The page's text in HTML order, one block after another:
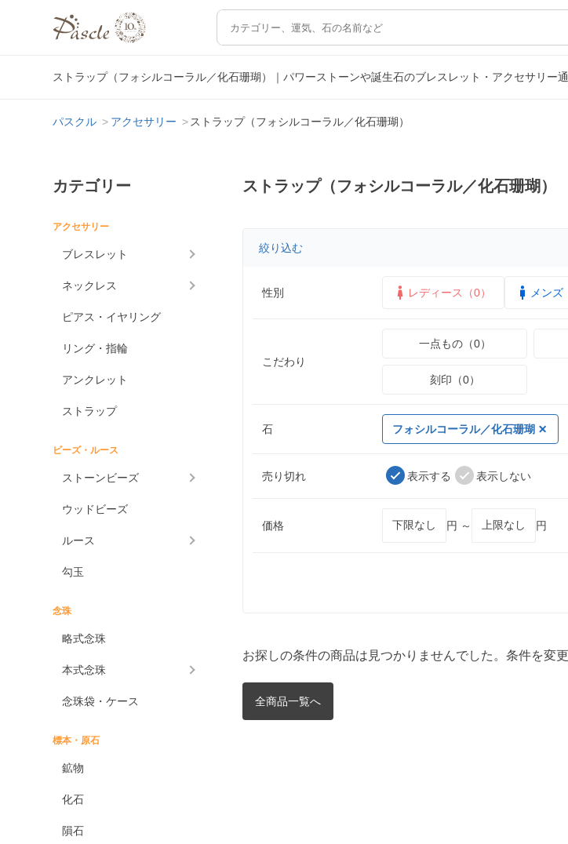
ストラップ（フォシルコーラル／化石珊瑚）｜パワーストーンや誕生石のブレスレット・アクセサリー
パスクル アクセサリー ストラップ（フォシルコーラル／化石珊瑚）
カテゴリー
アクセサリー
ブレスレット
ネックレス
ピアス・イヤリング
リング・指輪
アンクレット
ストラップ
ビーズ・ルース
ストーンビーズ
ウッドビーズ
ルース
勾玉
念珠
略式念珠
本式念珠
念珠袋・ケース
標本・原石
鉱物
化石
隕石
ストラップ（フォシルコーラル／化石珊瑚）
絞り込む
性別 レディース（0） メンズ
こだわり
一点もの（0）
刻印（0）
石 フォシルコーラル／化石珊瑚
売り切れ 表示する 表示しない
価格 円 ～ 円
お探しの条件の商品は見つかりませんでした。条件を変
全商品一覧へ